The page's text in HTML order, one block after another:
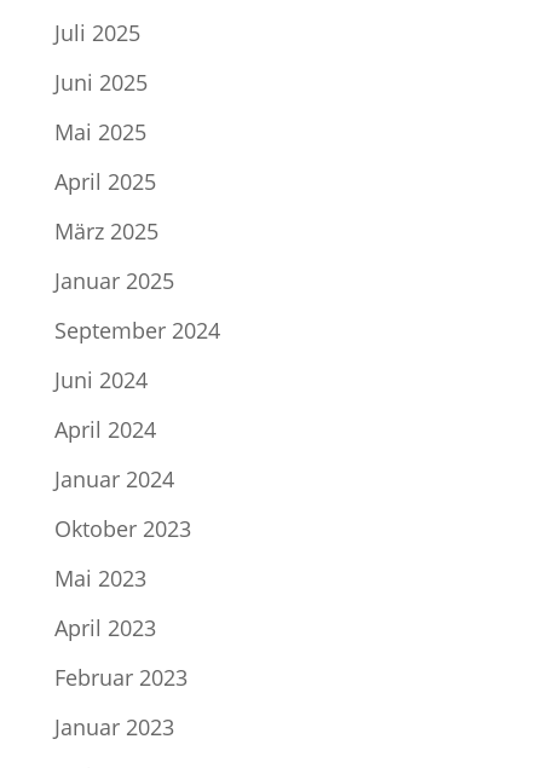
Juli 2025
Juni 2025
Mai 2025
April 2025
März 2025
Januar 2025
September 2024
Juni 2024
April 2024
Januar 2024
Oktober 2023
Mai 2023
April 2023
Februar 2023
Januar 2023